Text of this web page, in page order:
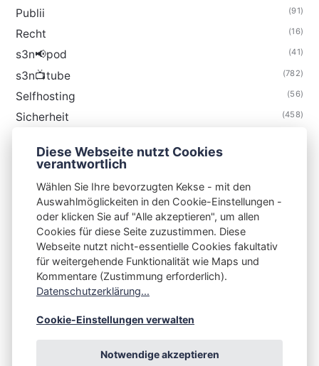
Publii (91)
Recht (16)
s3n📢pod (41)
s3n📺tube (782)
Selfhosting (56)
Sicherheit (458)
Thunderbird
S3N🧩NET
Integrating Open-Source Blog Network (iOSBN)
Impressum
Kontakt
Diese Webseite nutzt Cookies
verantwortlich
Wählen Sie Ihre bevorzugten Kekse - mit den
Auswahlmöglickeiten in den Cookie-Einstellungen -
oder klicken Sie auf "Alle akzeptieren", um allen
Cookies für diese Seite zuzustimmen. Diese
Webseite nutzt nicht-essentielle Cookies fakultativ
für weitergehende Funktionalität wie Maps und
Kommentare (Zustimmung erforderlich).
Datenschutzerklärung...
Cookie-Einstellungen verwalten
Notwendige akzeptieren